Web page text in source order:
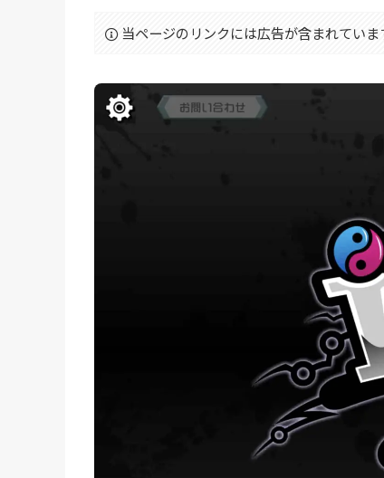
当ページのリンクには広告が含まれていま